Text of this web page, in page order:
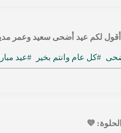
أقول لكم عيد أضحى سعيد وعمر
#كل عام وانتم بخير #عيد
💜